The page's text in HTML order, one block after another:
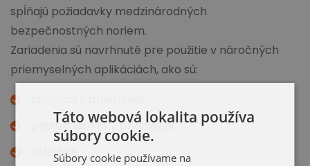
spĺňajú požiadavky medzinárodných
bezpečnostných noriem.
Zariadenia sú navrhnuté pre použitie v náročných
priemyselných aplikáciách, ako sú:
petrochemický priemysel
rafinérie
Táto webová lokalita používa
súbory cookie.
Súbory cookie používame na